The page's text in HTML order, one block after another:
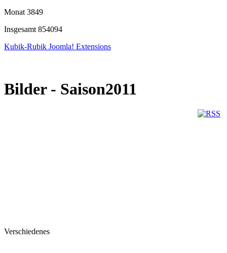
Monat 3849
Insgesamt 854094
Kubik-Rubik Joomla! Extensions
Bilder - Saison2011
Verschiedenes